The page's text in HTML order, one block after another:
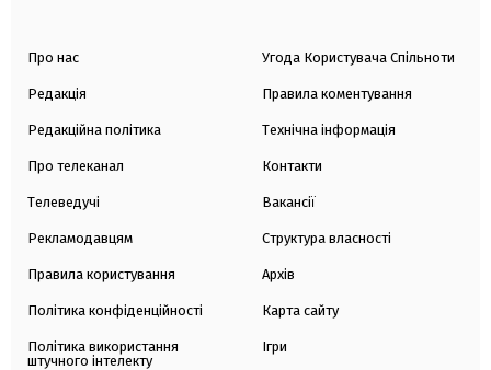
Про нас
Редакція
Редакційна політика
Про телеканал
Телеведучі
Рекламодавцям
Правила користування
Політика конфіденційності
Політика використання
штучного інтелекту
Угода Користувача Спільноти
Правила коментування
Технічна інформація
Контакти
Вакансії
Структура власності
Архів
Карта сайту
Ігри